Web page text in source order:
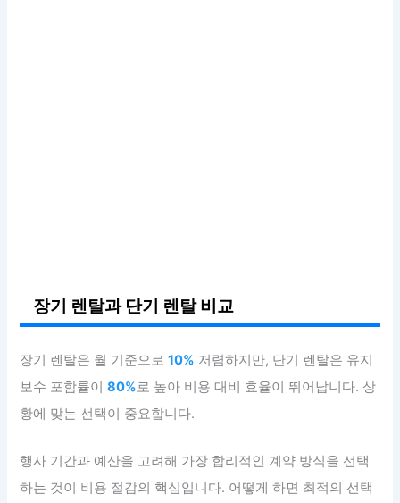
장기 렌탈과 단기 렌탈 비교
장기 렌탈은 월 기준으로10% 저렴하지만, 단기 렌탈은 유지
보수 포함률이80%로 높아 비용 대비 효율이 뛰어납니다. 상
황에 맞는 선택이 중요합니다.
행사 기간과 예산을 고려해 가장 합리적인 계약 방식을 선택
하는 것이 비용 절감의 핵심입니다. 어떻게 하면 최적의 선택